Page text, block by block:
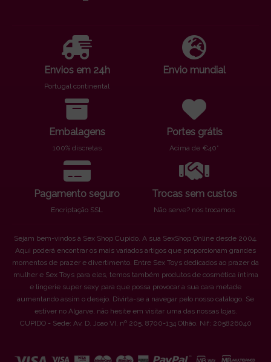
Envios em 24h
Portugal continental
Envio mundial
Embalagens
100% discretas
Portes grátis
Acima de €40*
Pagamento seguro
Encriptação SSL
Trocas sem custos
Não serve? nós trocamos
Sejam bem-vindos à Sex Shop Cupido. A sua SexShop Online desde 2004.
Aqui poderá encontrar os mais variados artigos que proporcionam grandes
momentos de prazer e divertimento. Entre Sex Toys dedicados ao prazer da
mulher e Sex Toys para eles, temos também produtos de cosmética íntima
e lingerie super sexy para que possa provocar a sua cara metade
aumentando assim o desejo. Divirta-se a navegar pelo nosso catálogo. Se
estiver no Algarve, não hesite em visitar uma das nossas lojas.
CUPIDO - Sede: Av. D. Joao VI, nº 205. 8700-134 Olhão. Nif: 205826040